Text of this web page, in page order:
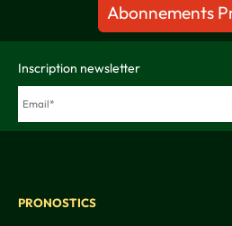
Abonnements
Inscription newsletter
PRONOSTICS